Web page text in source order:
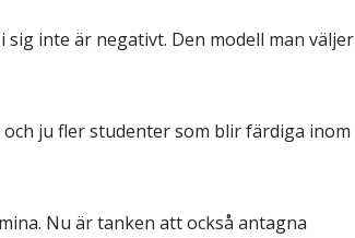
inte är negativt. Den modell man väljer
ju fler studenter som blir färdiga inom
Nu är tanken att också antagna